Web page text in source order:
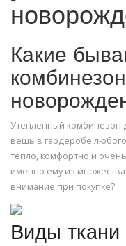
Какие
Утепленный
вещь в гардеробе
тепло, комфортно и
именно ему из
внимание при покупке?
Виды ткани